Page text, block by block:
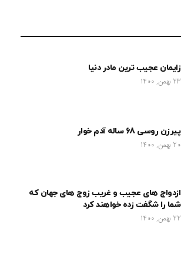
زایمان عجیب ترین مادر دنیا
23 بهمن, 1400
پیرزن روسی 68 ساله آدم خوار
20 بهمن, 1400
ازدواج های عجیب و غریب زوج های جهان که
شما را شگفت زده خواهند کرد
22 بهمن, 1400